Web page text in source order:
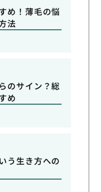
め！薄毛の悩
法
のサイン？総
め
う生き方への